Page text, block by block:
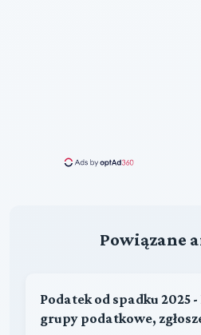
Powiązane
Podatek od spadku 2025
grupy podatkowe,